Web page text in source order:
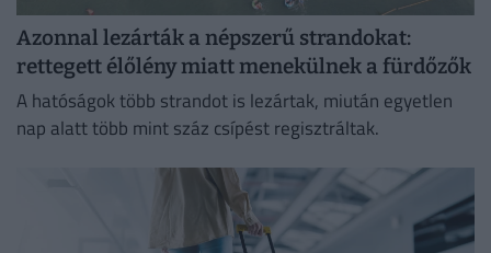
Azonnal lezárták a népszerű strandokat:
rettegett élőlény miatt menekülnek a fürdőzők
A hatóságok több strandot is lezártak, miután egyetlen
nap alatt több mint száz csípést regisztráltak.